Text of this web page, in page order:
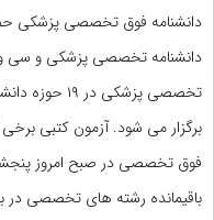
دانشنامه فوق تخصصی پزشکی
دانشنامه تخصصی پزشکی و سی و
تخصصی
برگزار می شود. آزمون کتبی
باقیمانده رشته های تخصصی در